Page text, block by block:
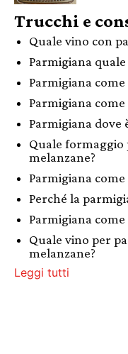
Trucchi e
Quale vino con
Parmigiana
Parmigiana come
Parmigiana
Parmigiana dove
Quale formaggio
melanzane?
Parmigiana
Perché la
Parmigiana come
Quale vino per
melanzane?
Leggi tutti